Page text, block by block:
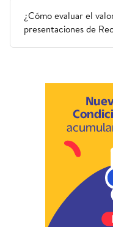
¿Cómo evaluar el
presentaciones de